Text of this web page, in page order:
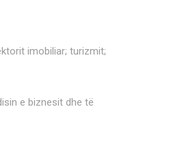
imobiliar; turizmit;
e biznesit dhe të